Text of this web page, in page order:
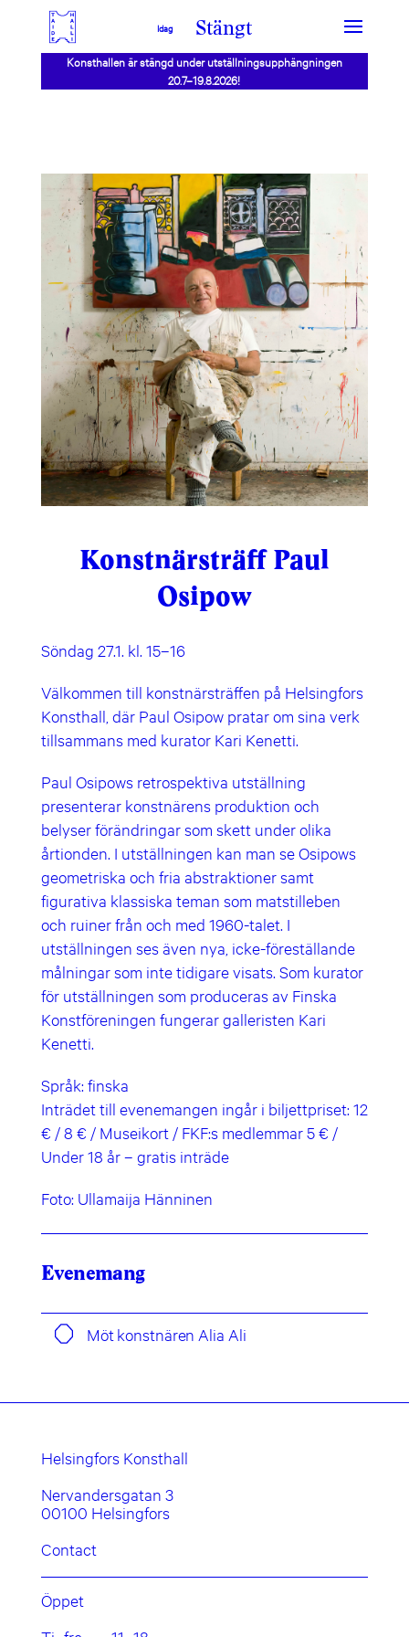
Idag Stängt
Konsthallen är stängd under utställningsupphängningen
20.7–19.8.2026!
Konstnärsträff Paul
Osipow
Söndag 27.1. kl. 15–16
Välkommen till konstnärsträffen på Helsingfors
Konsthall, där Paul Osipow pratar om sina verk
tillsammans med kurator Kari Kenetti.
Paul Osipows retrospektiva utställning
presenterar konstnärens produktion och
belyser förändringar som skett under olika
årtionden. I utställningen kan man se Osipows
geometriska och fria abstraktioner samt
figurativa klassiska teman som matstilleben
och ruiner från och med 1960-talet. I
utställningen ses även nya, icke-föreställande
målningar som inte tidigare visats. Som kurator
för utställningen som produceras av Finska
Konstföreningen fungerar galleristen Kari
Kenetti.
Språk: finska
Inträdet till evenemangen ingår i biljettpriset: 12
€ / 8 € / Museikort / FKF:s medlemmar 5 € /
Under 18 år – gratis inträde
Foto: Ullamaija Hänninen
Evenemang
Möt konstnären Alia Ali
Helsingfors Konsthall
Nervandersgatan 3
00100 Helsingfors
Contact
Öppet